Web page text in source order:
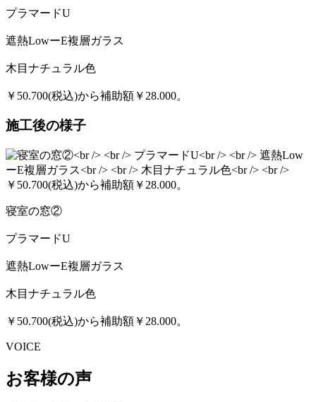
プラマードU
遮熱LowーE複層ガラス
木目ナチュラル色
￥50.700(税込)から補助額￥28.000。
施工後の様子
寝室の窓②
プラマードU
遮熱LowーE複層ガラス
木目ナチュラル色
￥50.700(税込)から補助額￥28.000。
VOICE
お客様の声